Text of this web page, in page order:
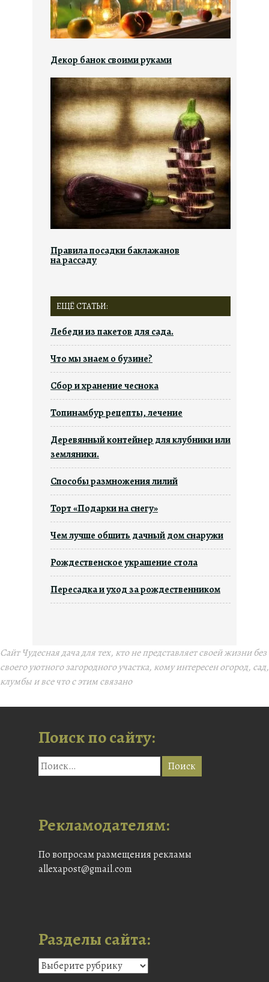
Декор банок своими руками
Правила посадки баклажанов
на рассаду
ЕЩЁ СТАТЬИ:
Лебеди из пакетов для сада.
Что мы знаем о бузине?
Сбор и хранение чеснока
Топинамбур рецепты, лечение
Деревянный контейнер для клубники или
земляники.
Способы размножения лилий
Торт «Подарки на снегу»
Чем лучше обшить дачный дом снаружи
Рождественское украшение стола
Пересадка и уход за рождественником
Сайт Чудесная дача для тех, кто не представляет своей жизни без
своего уютного загородного участка, кому интересен огород, сад,
клумбы и все что с этим связано
Поиск по сайту:
Рекламодателям:
По вопросам размещения рекламы
allexapost@gmail.com
Разделы сайта: